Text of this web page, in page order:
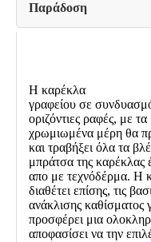
Παράδοση
Η καρέκλα
γραφείου σε
οριζόντιες ραφές, με
χρωμιωμένα μέρη θα
και τραβήξει όλα τα
μπράτσα της καρέκλας
απο με τεχνόδέρμα. Η
διαθέτει επίσης, τις
ανάκλισης καθίσματος
προσφέρει μια
αποφασίσει να την